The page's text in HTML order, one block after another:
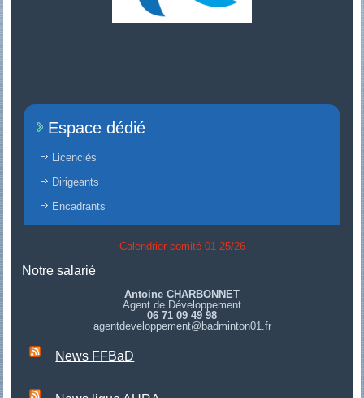
Espace dédié
Licenciés
Dirigeants
Encadrants
Calendrier comité 01 25/26
Notre salarié
Antoine CHARBONNET
Agent de Développement
06 71 09 49 98
agentdeveloppement@badminton01.fr
News FFBaD